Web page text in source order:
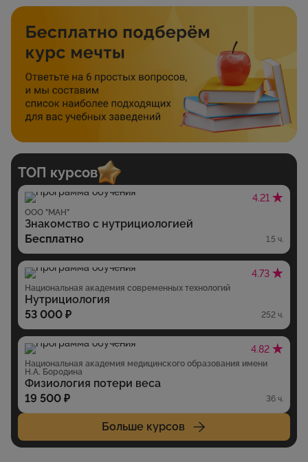
ТОП курсов
4.21
ООО "МАН"
Знакомство с нутрициологией
Бесплатно
1.5 ч.
4.73
Национальная академия современных технологий
Нутрициология
53 000 ₽
252 ч.
4.82
Национальная академия медицинского образования имени
Н.А. Бородина
Физиология потери веса
19 500 ₽
36 ч.
Больше курсов